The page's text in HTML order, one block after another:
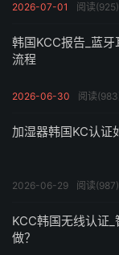
2026-07-01 阅读(925)
韩国KCC报告_蓝
流程
2026-06-30 阅读
加湿器韩国KC认证
2026-06-29 阅读(987)
KCC韩国无线认证
做？